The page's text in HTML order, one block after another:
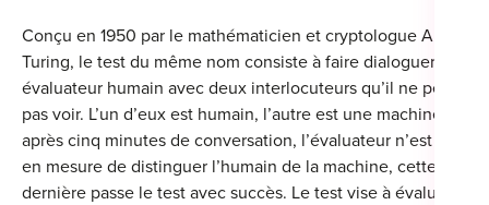
Conçu en 1950 par le mathématicien et cryptologue Alan
Turing, le test du même nom consiste à faire dialoguer un
évaluateur humain avec deux interlocuteurs qu’il ne peut
pas voir. L’un d’eux est humain, l’autre est une machine. Si
après cinq minutes de conversation, l’évaluateur n’est pas
en mesure de distinguer l’humain de la machine, cette
dernière passe le test avec succès. Le test vise à évaluer